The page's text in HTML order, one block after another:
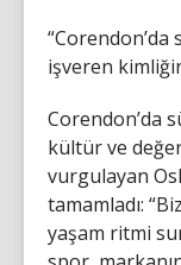
işveren
Corendon’da
kültür ve
vurgulayan
tamamladı:
yaşam ritmi